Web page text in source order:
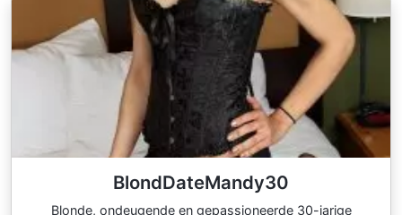
BlondDateMandy30
Blonde, ondeugende en gepassioneerde 30-jarige